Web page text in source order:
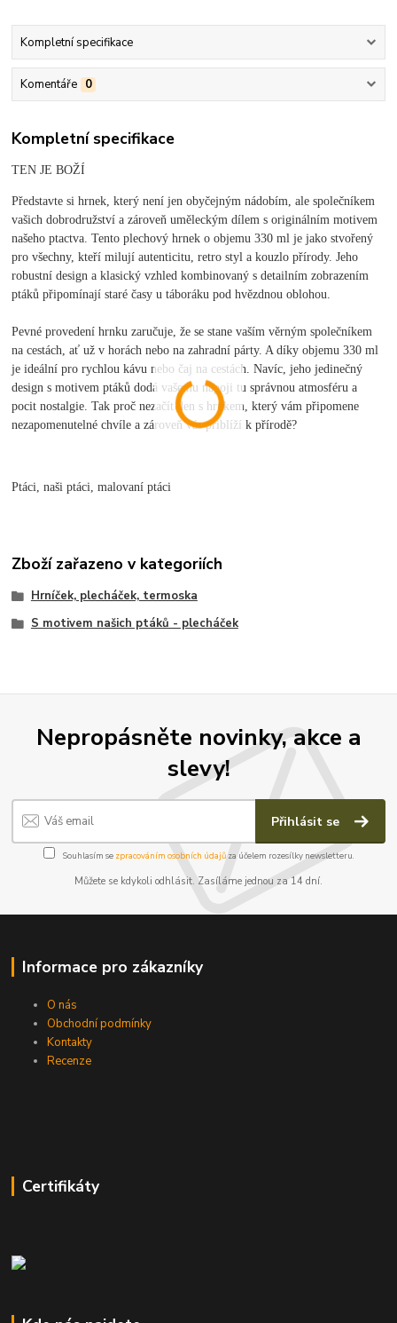
Kompletní specifikace
Komentáře 0
Kompletní specifikace
TEN JE BOŽÍ
Představte si hrnek, který není jen obyčejným nádobím, ale společníkem
vašich dobrodružství a zároveň uměleckým dílem s originálním motivem
našeho ptactva. Tento plechový hrnek o objemu 330 ml je jako stvořený
pro všechny, kteří milují autenticitu, retro styl a kouzlo přírody. Jeho
robustní design a klasický vzhled kombinovaný s detailním zobrazením
ptáků připomínají staré časy u táboráku pod hvězdnou oblohou.
Pevné provedení hrnku zaručuje, že se stane vaším věrným společníkem
na cestách, ať už v horách nebo na zahradní párty. A díky objemu 330 ml
je ideální pro rychlou kávu nebo čaj na cestách. Navíc, jeho jedinečný
design s motivem ptáků dodá vašemu nápoji tu správnou atmosféru a
pocit nostalgie. Tak proč nezačít den s hrnkem, který vám připomene
nezapomenutelné chvíle a zároveň vás přiblíží k přírodě?
Ptáci, naši ptáci, malovaní ptáci
Zboží zařazeno v kategoriích
Hrníček, plecháček, termoska
S motivem našich ptáků - plecháček
Nepropásněte novinky, akce a
slevy!
Přihlásit se
Souhlasím se zpracováním osobních údajůza účelem rozesílky newsletteru.
Můžete se kdykoli odhlásit. Zasíláme jednou za 14 dní.
Informace pro zákazníky
O nás
Obchodní podmínky
Kontakty
Recenze
Certifikáty